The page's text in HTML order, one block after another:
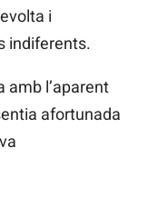
i
indiferents.
amb l’aparent
afortunada